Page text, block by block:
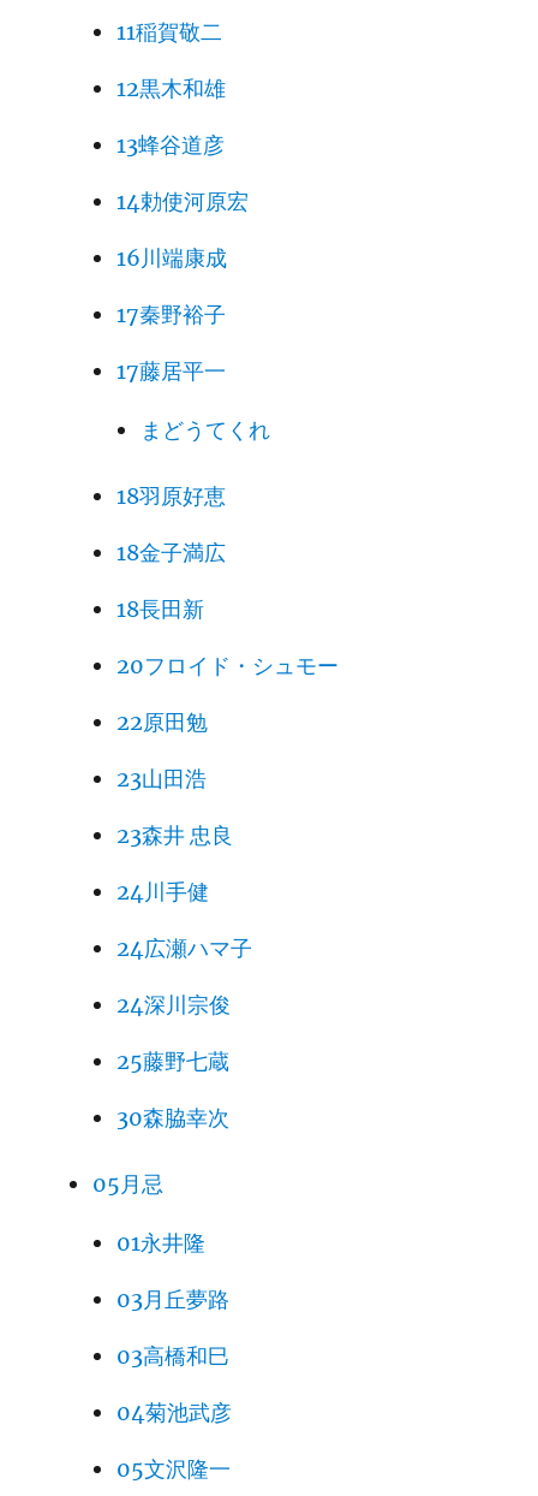
11稲賀敬二
12黒木和雄
13蜂谷道彦
14勅使河原宏
16川端康成
17秦野裕子
17藤居平一
まどうてくれ
18羽原好恵
18金子満広
18長田新
20フロイド・シュモー
22原田勉
23山田浩
23森井 忠良
24川手健
24広瀬ハマ子
24深川宗俊
25藤野七蔵
30森脇幸次
05月忌
01永井隆
03月丘夢路
03高橋和巳
04菊池武彦
05文沢隆一